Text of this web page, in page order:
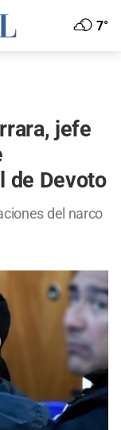
7°
jefe
de Devoto
del narco